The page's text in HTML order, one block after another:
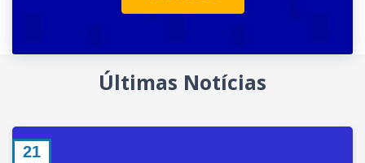
Últimas Notícias
21